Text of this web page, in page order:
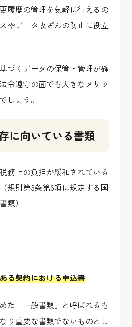
履歴の管理を気軽に行えるの
やデータ改ざんの防止に役立
づくデータの保管・管理が確
令遵守の面でも大きなメリッ
しょう。
に向いている書類
務上の負担が緩和されている
規則第3条第6項に規定する国
類）
る契約における申込書
た「一般書類」と呼ばれるも
り重要な書類でないものとし